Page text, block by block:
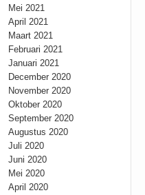
Mei 2021
April 2021
Maart 2021
Februari 2021
Januari 2021
December 2020
November 2020
Oktober 2020
September 2020
Augustus 2020
Juli 2020
Juni 2020
Mei 2020
April 2020